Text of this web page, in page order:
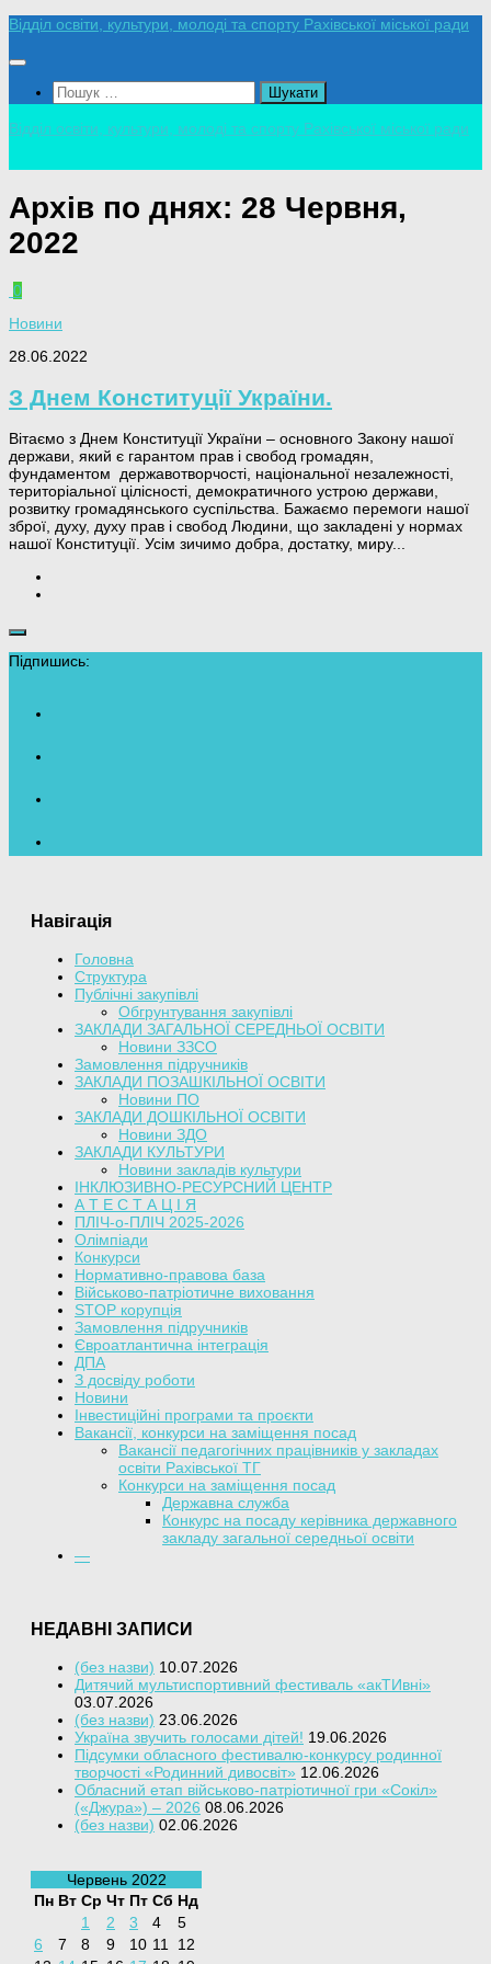
Skip
content
Відділ освіти, культури, молоді та спорту Рахівської міської ради
Пошук:
Відділ освіти, культури, молоді та спорту Рахівської міської ради
Архів по днях: 28 Червня,
2022
0
Новини
28.06.2022
З Днем Конституції України.
Вітаємо з Днем Конституції України – основного Закону нашої
держави, який є гарантом прав і свобод громадян,
фундаментом державотворчості, національної незалежності,
територіальної цілісності, демократичного устрою держави,
розвитку громадянського суспільства. Бажаємо перемоги нашої
зброї, духу, духу прав і свобод Людини, що закладені у нормах
нашої Конституції. Усім зичимо добра, достатку, миру...
Підпишись:
Навігація
Головна
Структура
Публічні закупівлі
Обгрунтування закупівлі
ЗАКЛАДИ ЗАГАЛЬНОЇ СЕРЕДНЬОЇ ОСВІТИ
Новини ЗЗСО
Замовлення підручників
ЗАКЛАДИ ПОЗАШКІЛЬНОЇ ОСВІТИ
Новини ПО
ЗАКЛАДИ ДОШКІЛЬНОЇ ОСВІТИ
Новини ЗДО
ЗАКЛАДИ КУЛЬТУРИ
Новини закладів культури
ІНКЛЮЗИВНО-РЕСУРСНИЙ ЦЕНТР
А Т Е С Т А Ц І Я
ПЛІЧ-о-ПЛІЧ 2025-2026
Олімпіади
Конкурси
Нормативно-правова база
Військово-патріотичне виховання
STOP корупція
Замовлення підручників
Євроатлантична інтеграція
ДПА
З досвіду роботи
Новини
Інвестиційні програми та проєкти
Вакансії, конкурси на заміщення посад
Вакансії педагогічних працівників у закладах
освіти Рахівської ТГ
Конкурси на заміщення посад
Державна служба
Конкурс на посаду керівника державного
закладу загальної середньої освіти
—
НЕДАВНІ ЗАПИСИ
(без назви) 10.07.2026
Дитячий мультиспортивний фестиваль «акТИвні»
03.07.2026
(без назви) 23.06.2026
Україна звучить голосами дітей! 19.06.2026
Підсумки обласного фестивалю-конкурсу родинної
творчості «Родинний дивосвіт» 12.06.2026
Обласний етап військово-патріотичної гри «Сокіл»
(«Джура») – 2026 08.06.2026
(без назви) 02.06.2026
Червень 2022
Пн Вт Ср Чт Пт Сб Нд
1
2 3 4
5
6
7 8 9 10 11
12